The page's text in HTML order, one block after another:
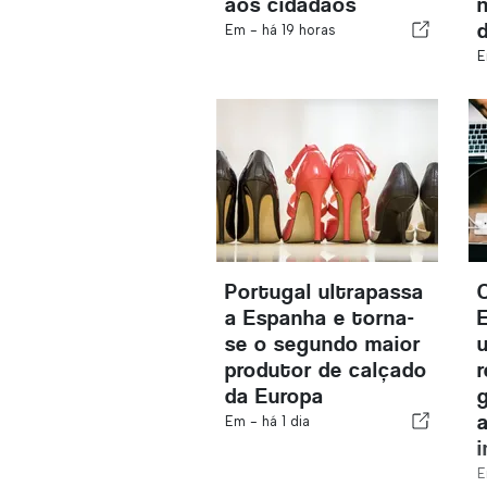
Em - há 19 horas
Portugal ultrapassa
a Espanha e torna-
se o segundo maior
produtor de calçado
da Europa
Em - há 1 dia